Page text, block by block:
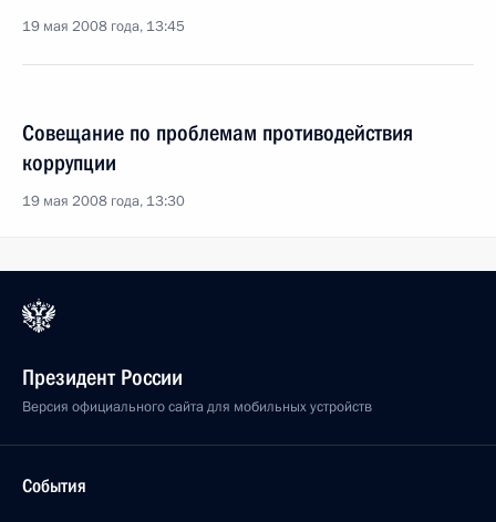
19 мая 2008 года, 13:45
Совещание по проблемам противодействия
коррупции
19 мая 2008 года, 13:30
Президент России
Версия официального сайта для мобильных устройств
События